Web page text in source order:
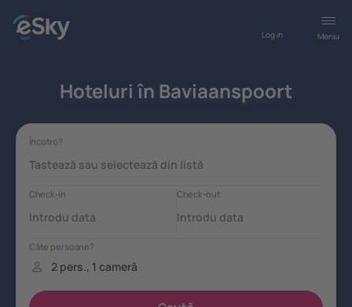
Meniu
Log in
Hoteluri în Baviaanspoort